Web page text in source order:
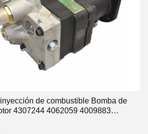
de combustible Bomba de
4307244 4062059 4009883